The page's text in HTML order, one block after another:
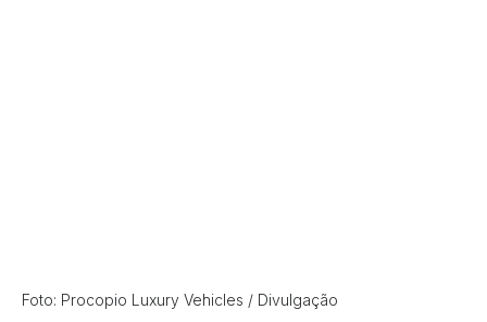
Foto: Procopio Luxury Vehicles / Divulgação